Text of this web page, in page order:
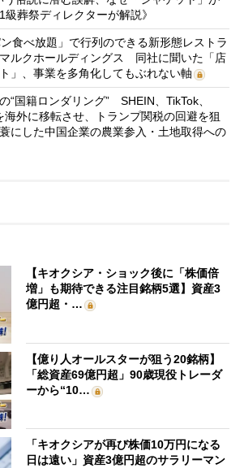
葬祭ディレクターが解説》
ン食べ放題」で行列のできる新形態レストラ
ルクホールディングス 同社に聞いた「店
」、事業を多角化してもぶれない軸
“国籍ロンダリング” SHEIN、TikTok、
外に移転させ、トランプ関税の回避を狙
にした中国企業の農業参入・土地取得への
【キオクシア・ショック後に「株価倍
増」も期待できる注目銘柄5選】資産3
億円超・…
【億り人オールスターが狙う20銘柄】
「総資産69億円超」90歳現役トレーダ
ーから“10…
「キオクシアが再び株価10万円になる
日は遠い」資産3億円超のサラリーマン